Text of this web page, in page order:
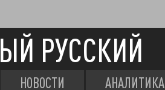
РУССКИЙ
НОВОСТИ АНАЛИТИКА